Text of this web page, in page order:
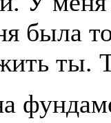
была
ты.